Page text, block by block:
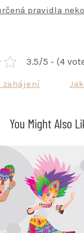
pravidla
3.5/5 - (4
zahájení
You Might Also